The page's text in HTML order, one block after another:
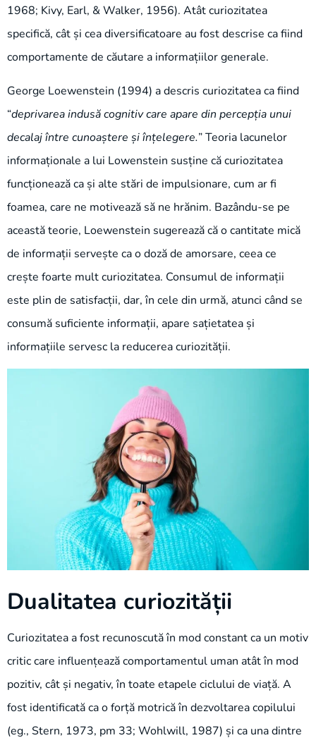
1968; Kivy, Earl, & Walker, 1956). Atât curiozitatea
specifică, cât și cea diversificatoare au fost descrise ca fiind
comportamente de căutare a informațiilor generale.
George Loewenstein (1994) a descris curiozitatea ca fiind
“deprivarea indusă cognitiv care apare din percepția unui
decalaj între cunoaștere și înțelegere.” Teoria lacunelor
informaționale a lui Lowenstein susține că curiozitatea
funcționează ca și alte stări de impulsionare, cum ar fi
foamea, care ne motivează să ne hrănim. Bazându-se pe
această teorie, Loewenstein sugerează că o cantitate mică
de informații servește ca o doză de amorsare, ceea ce
crește foarte mult curiozitatea. Consumul de informații
este plin de satisfacții, dar, în cele din urmă, atunci când se
consumă suficiente informații, apare sațietatea și
informațiile servesc la reducerea curiozității.
Dualitatea curiozității
Curiozitatea a fost recunoscută în mod constant ca un motiv
critic care influențează comportamentul uman atât în mod
pozitiv, cât și negativ, în toate etapele ciclului de viață. A
fost identificată ca o forță motrică în dezvoltarea copilului
(eg., Stern, 1973, pm 33; Wohlwill, 1987) și ca una dintre